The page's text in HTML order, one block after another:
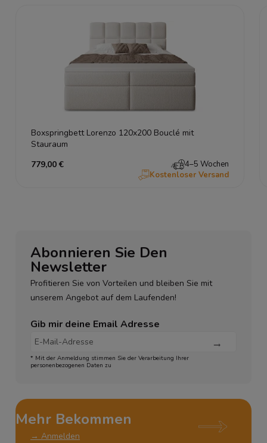
Boxspringbett Lorenzo 120x200 Bouclé mit
Stauraum
779,00 €
4–5 Wochen
Kostenloser Versand
Abonnieren Sie Den
Newsletter
Profitieren Sie von Vorteilen und bleiben Sie mit
unserem Angebot auf dem Laufenden!
Gib mir deine Email Adresse
* Mit der Anmeldung stimmen Sie der Verarbeitung Ihrer
personenbezogenen Daten zu
Mehr Bekommen
→ Anmelden